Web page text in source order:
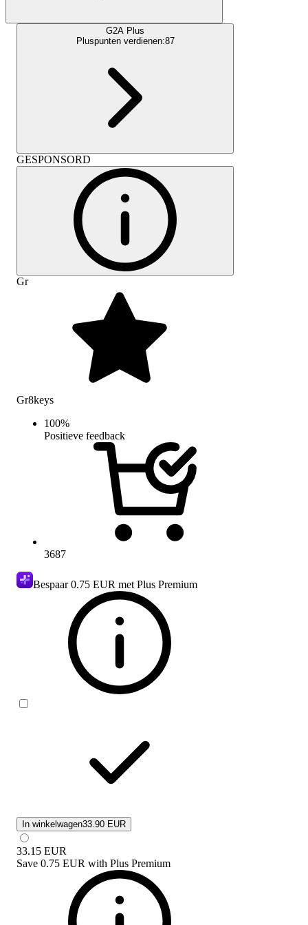
G2A Plus
Pluspunten verdienen:87
GESPONSORD
Gr
Gr8keys
100%
Positieve feedback
3687
Bespaar0.75 EUR met Plus Premium
In winkelwagen33.90 EUR
33.15 EUR
Save 0.75 EUR with Plus Premium